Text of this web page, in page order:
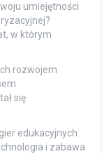
umiejętności
w którym
rozwojem
się
edukacyjnych
i zabawa